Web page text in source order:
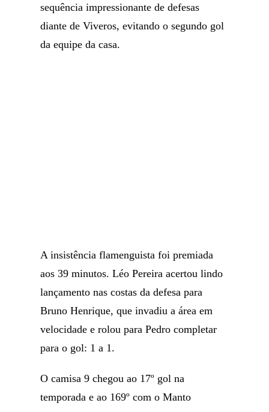
sequência impressionante de defesas
diante de Viveros, evitando o segundo gol
da equipe da casa.
A insistência flamenguista foi premiada
aos 39 minutos. Léo Pereira acertou lindo
lançamento nas costas da defesa para
Bruno Henrique, que invadiu a área em
velocidade e rolou para Pedro completar
para o gol: 1 a 1.
O camisa 9 chegou ao 17º gol na
temporada e ao 169º com o Manto